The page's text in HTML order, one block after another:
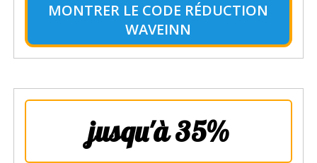
MONTRER LE CODE RÉDUCTION
WAVEINN
jusqu'à 35%